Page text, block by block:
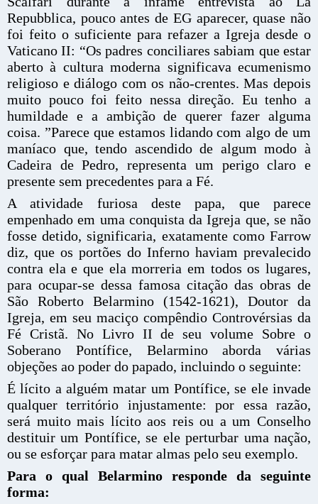
Repubblica, pouco antes de EG aparecer, quase não
foi feito o suficiente para refazer a Igreja desde o
Vaticano II: “Os padres conciliares sabiam que estar
aberto à cultura moderna significava ecumenismo
religioso e diálogo com os não-crentes. Mas depois
muito pouco foi feito nessa direção. Eu tenho a
humildade e a ambição de querer fazer alguma
coisa. ”Parece que estamos lidando com algo de um
maníaco que, tendo ascendido de algum modo à
Cadeira de Pedro, representa um perigo claro e
presente sem precedentes para a Fé.
A atividade furiosa deste papa, que parece
empenhado em uma conquista da Igreja que, se não
fosse detido, significaria, exatamente como Farrow
diz, que os portões do Inferno haviam prevalecido
contra ela e que ela morreria em todos os lugares,
para ocupar-se dessa famosa citação das obras de
São Roberto Belarmino (1542-1621), Doutor da
Igreja, em seu maciço compêndio Controvérsias da
Fé Cristã. No Livro II de seu volume Sobre o
Soberano Pontífice, Belarmino aborda várias
objeções ao poder do papado, incluindo o seguinte:
É lícito a alguém matar um Pontífice, se ele invade
qualquer território injustamente: por essa razão,
será muito mais lícito aos reis ou a um Conselho
destituir um Pontífice, se ele perturbar uma nação,
ou se esforçar para matar almas pelo seu exemplo.
Para o qual Belarmino responde da seguinte
forma: